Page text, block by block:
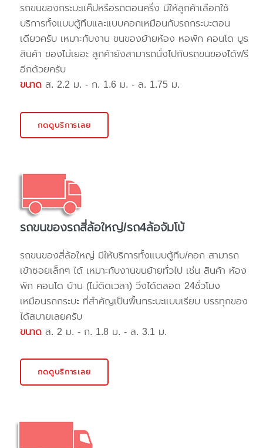
รถขนของกระบะแค๊ปหรือรถตอนครึ่ง มีให้ลูกค้าเลือกใช้
บริการทั้งแบบตู้ทึบและแบบคอกเหมือนกับรถกระบะตอน
เดียวครับ เหมาะกับงาน ขนของย้ายห้อง หอพัก คอนโด บูธ
สินค้า ของไม่เยอะ ลูกค้ายังสามารถนั่งไปกับรถขนของได้ฟรี
อีกด้วยครับ
ขนาด ส. 2.2 ม. - ก. 1.6 ม. - ล. 1.75 ม.
กดดูบริการเลย
รถขนของรถสี่ล้อใหญ่/รถ4ล้อจัมโบ้
รถขนของสี่ล้อใหญ่ มีให้บริการทั้งแบบตู้ทึบ/คอก สามารถ
เข้าซอยเล็กๆ ได้ เหมาะกับงานขนย้ายทั่วไป เช่น สินค้า ห้อง
พัก คอนโด บ้าน (ไม่ติดเวลา) วิ่งได้ตลอด 24ชั่วโมง
เหมือนรถกระบะ ที่สำคัญเป็นพื้นกระบะแบบเรียบ บรรทุกของ
ได้สบายเลยครับ
ขนาด ส. 2 ม. - ก. 1.8 ม. - ล. 3.1 ม.
กดดูบริการเลย